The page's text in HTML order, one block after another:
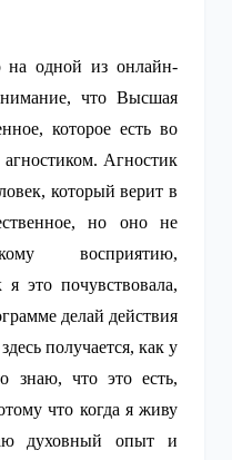
на одной из онлайн-
что Высшая
которое есть во
Агностик
который верит в
но оно не
восприятию,
я это почувствовала,
делай действия
получается, как у
знаю, что это есть,
что когда я живу
духовный опыт и